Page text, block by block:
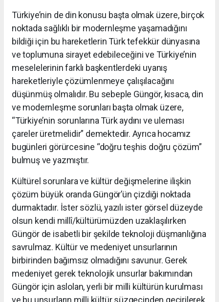
Türkiye’nin de din konusu başta olmak üzere, birçok
noktada sağlıklı bir modernleşme yaşamadığını
bildiği için bu hareketlerin Türk tefekkür dünyasına
ve toplumuna sirayet edebileceğini ve Türkiye’nin
meselelerinin farklı başkentlerdeki uyanış
hareketleriyle çözümlenmeye çalışılacağını
düşünmüş olmalıdır. Bu sebeple Güngör, kısaca, din
ve modernleşme sorunları başta olmak üzere,
“Türkiye’nin sorunlarına Türk aydını ve uleması
çareler üretmelidir” demektedir. Ayrıca hocamız
bugünleri görürcesine “doğru teşhis doğru çözüm”
bulmuş ve yazmıştır.
Kültürel sorunlara ve kültür değişmelerine ilişkin
çözüm büyük oranda Güngör’ün çizdiği noktada
durmaktadır. İster sözlü, yazılı ister görsel düzeyde
olsun kendi millî/kültürümüzden uzaklaşılırken
Güngör de isabetli bir şekilde teknoloji düşmanlığına
savrulmaz. Kültür ve medeniyet unsurlarının
birbirinden bağımsız olmadığını savunur. Gerek
medeniyet gerek teknolojik unsurlar bakımından
Güngör için aslolan, yerli bir milli kültürün kurulması